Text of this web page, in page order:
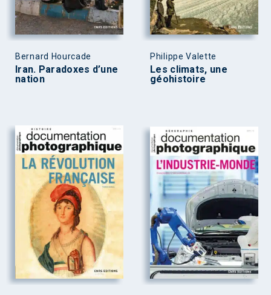
Bernard Hourcade
Iran. Paradoxes d’une
nation
Philippe Valette
Les climats, une
géohistoire